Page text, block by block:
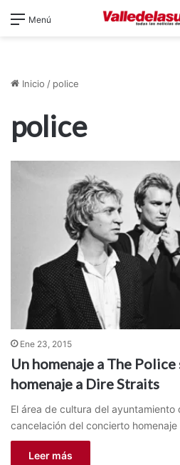
Menú
Inicio / police
police
Ene 23, 2015
Un homenaje a The
homenaje a Dire Straits
El área de cultura del ayuntamiento
cancelación del concierto
Leer más